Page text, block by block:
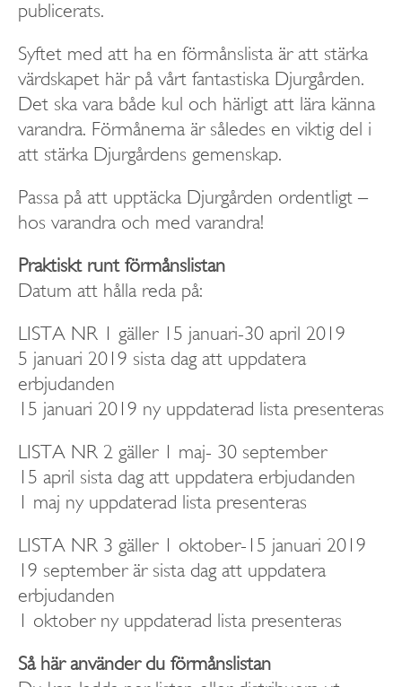
publicerats.
Syftet med att ha en förmånslista är att stärka
värdskapet här på vårt fantastiska Djurgården.
Det ska vara både kul och härligt att lära känna
varandra. Förmånerna är således en viktig del i
att stärka Djurgårdens gemenskap.
Passa på att upptäcka Djurgården ordentligt –
hos varandra och med varandra!
Praktiskt runt förmånslistan
Datum att hålla reda på:
LISTA NR 1 gäller 15 januari-30 april 2019
5 januari 2019 sista dag att uppdatera
erbjudanden
15 januari 2019 ny uppdaterad lista presenteras
LISTA NR 2 gäller 1 maj- 30 september
15 april sista dag att uppdatera erbjudanden
1 maj ny uppdaterad lista presenteras
LISTA NR 3 gäller 1 oktober-15 januari 2019
19 september är sista dag att uppdatera
erbjudanden
1 oktober ny uppdaterad lista presenteras
Så här använder du förmånslistan